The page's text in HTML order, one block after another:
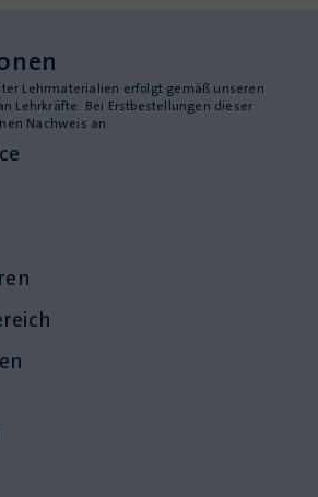
Lehrmaterialien erfolgt gemäß unseren
Lehrkräfte. Bei Erstbestellungen dieser
Nachweis an.